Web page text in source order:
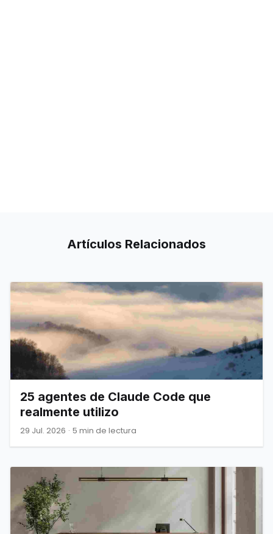
Artículos Relacionados
25 agentes de Claude Code que
realmente utilizo
29 Jul. 2026 · 5 min de lectura